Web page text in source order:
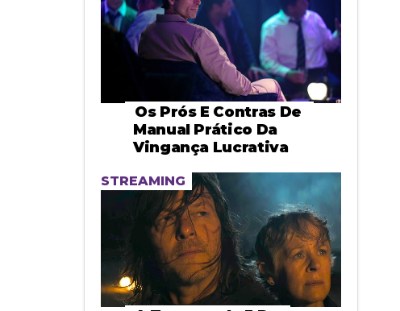
Os Prós E Contras De
Manual Prático Da
Vingança Lucrativa
STREAMING